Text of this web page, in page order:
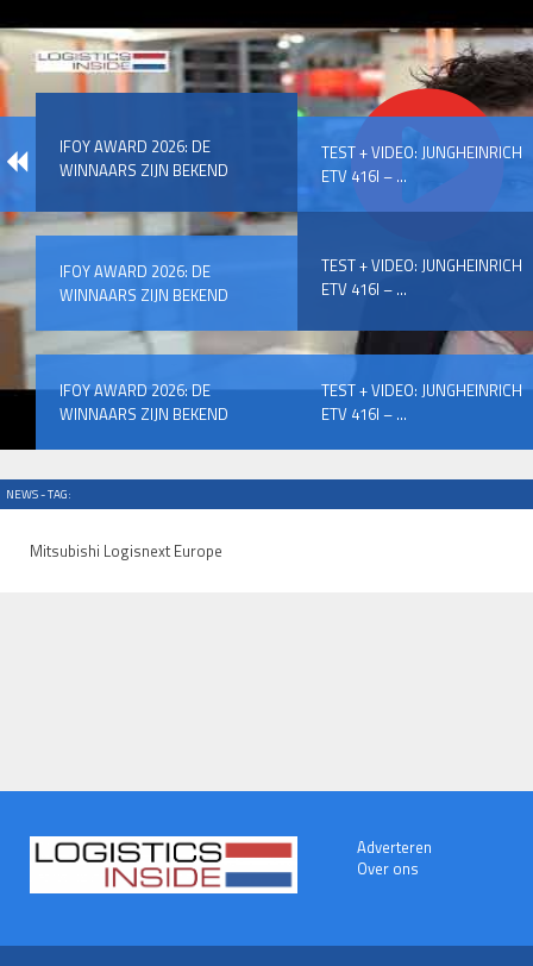
IFOY AWARD 2026: DE
WINNAARS ZIJN BEKEND
TEST + VIDEO: JUNGHEINRICH
ETV 416I – ...
IFOY AWARD 2026: DE
WINNAARS ZIJN BEKEND
TEST + VIDEO: JUNGHEINRICH
ETV 416I – ...
IFOY AWARD 2026: DE
WINNAARS ZIJN BEKEND
TEST + VIDEO: JUNGHEINRICH
ETV 416I – ...
NEWS - TAG:
Mitsubishi Logisnext Europe
Adverteren
Over ons